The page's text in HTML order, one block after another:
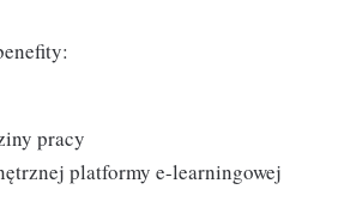
pracy
platformy e-learningowej